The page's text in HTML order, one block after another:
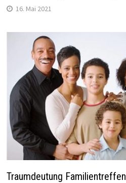
16. Mai 2021
Traumdeutung Familientreffen